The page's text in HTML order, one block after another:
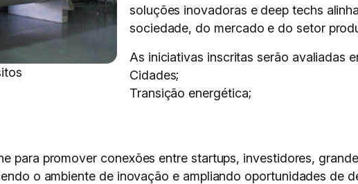
soluções inovadoras e deep techs
sociedade, do mercado e do setor
As iniciativas inscritas serão avaliadas
Cidades;
Transição energética;
para promover conexões entre startups, investidores,
o ambiente de inovação e ampliando oportunidades de